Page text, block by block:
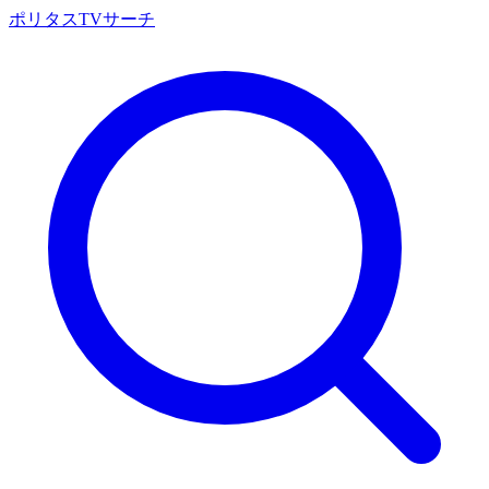
ポリタスTVサーチ